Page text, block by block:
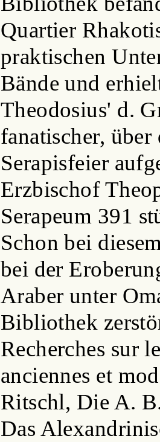
Quartier
praktischen
Bände und
Theodosius' d.
fanatischer,
Serapisfeier
Erzbischof
Serapeum 391
Schon bei
bei der
Araber unter
Bibliothek
Recherches sur
anciennes et
Ritschl, Die A.
Das